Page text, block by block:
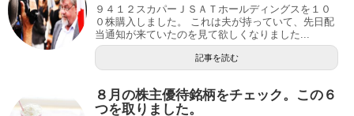
９４１２スカパーＪＳＡＴホールディングスを１０
０株購入しました。 これは夫が持っていて、先日配
当通知が来ていたのを見て欲しくなりました...
記事を読む
８月の株主優待銘柄をチェック。この６
つを取りました。